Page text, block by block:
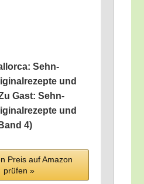
Sehn­
und
Gast: Sehn­
und
4)
Preis auf Ama­zon
prü­fen »